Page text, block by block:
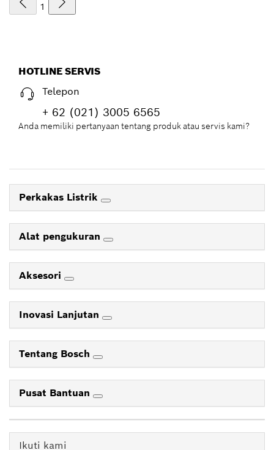
1
HOTLINE SERVIS
Telepon
+ 62 (021) 3005 6565
Anda memiliki pertanyaan tentang produk atau servis kami?
Perkakas Listrik
Alat pengukuran
Aksesori
Inovasi Lanjutan
Tentang Bosch
Pusat Bantuan
Ikuti kami